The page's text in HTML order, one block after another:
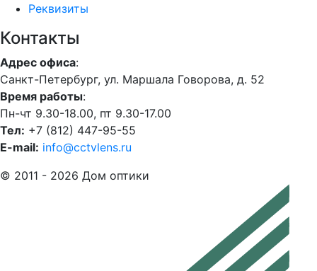
Реквизиты
Контакты
Адрес офиса:
Санкт-Петербург, ул. Маршала Говорова, д. 52
Время работы:
Пн-чт 9.30-18.00, пт 9.30-17.00
Тел: +7 (812) 447-95-55
E-mail: info@cctvlens.ru
© 2011 - 2026 Дом оптики